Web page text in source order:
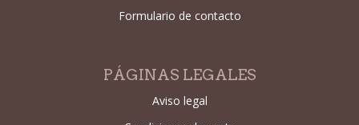
Formulario de contacto
PÁGINAS LEGALES
Aviso legal